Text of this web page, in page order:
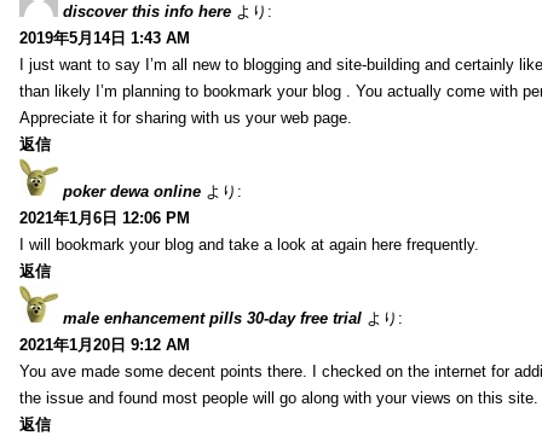
discover this info here より:
2019年5月14日 1:43 AM
I just want to say I’m all new to blogging and site-building and certainly
than likely I’m planning to bookmark your blog . You actually come with
Appreciate it for sharing with us your web page.
返信
poker dewa online より:
2021年1月6日 12:06 PM
I will bookmark your blog and take a look at again here frequently.
返信
male enhancement pills 30-day free trial より:
2021年1月20日 9:12 AM
You ave made some decent points there. I checked on the internet for
the issue and found most people will go along with your views on this site.
返信